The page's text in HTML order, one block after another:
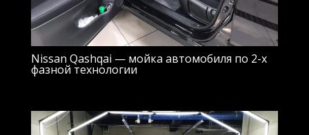
Nissan Qashqai — мойка автомобиля по 2-х
фазной технологии